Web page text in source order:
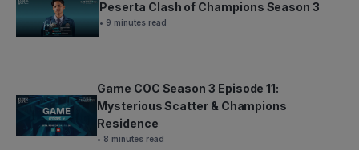
Peserta Clash of Champions Season 3
• 9 minutes read
Game COC Season 3 Episode 11:
Mysterious Scatter & Champions
Residence
• 8 minutes read